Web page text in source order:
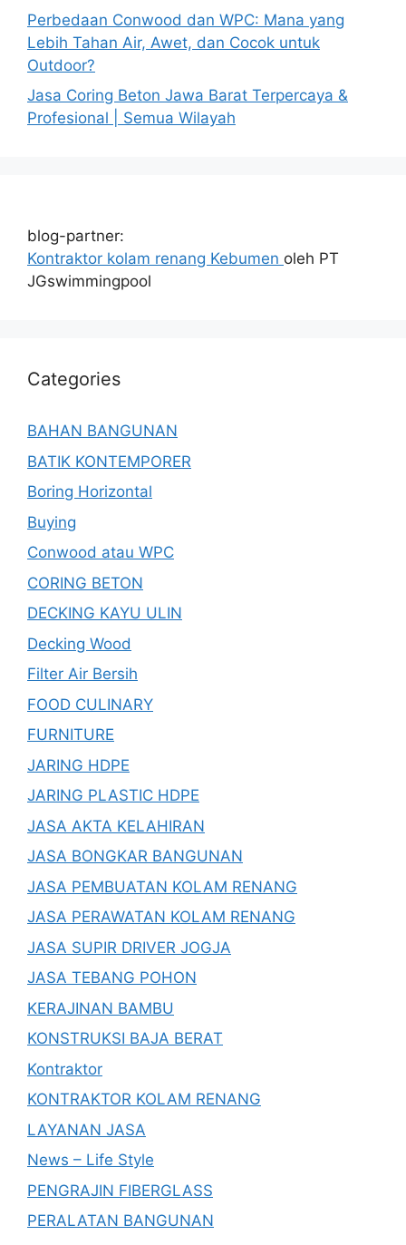
Perbedaan Conwood dan WPC: Mana yang
Lebih Tahan Air, Awet, dan Cocok untuk
Outdoor?
Jasa Coring Beton Jawa Barat Terpercaya &
Profesional | Semua Wilayah
blog-partner:
Kontraktor kolam renang Kebumen oleh PT
JGswimmingpool
Categories
BAHAN BANGUNAN
BATIK KONTEMPORER
Boring Horizontal
Buying
Conwood atau WPC
CORING BETON
DECKING KAYU ULIN
Decking Wood
Filter Air Bersih
FOOD CULINARY
FURNITURE
JARING HDPE
JARING PLASTIC HDPE
JASA AKTA KELAHIRAN
JASA BONGKAR BANGUNAN
JASA PEMBUATAN KOLAM RENANG
JASA PERAWATAN KOLAM RENANG
JASA SUPIR DRIVER JOGJA
JASA TEBANG POHON
KERAJINAN BAMBU
KONSTRUKSI BAJA BERAT
Kontraktor
KONTRAKTOR KOLAM RENANG
LAYANAN JASA
News – Life Style
PENGRAJIN FIBERGLASS
PERALATAN BANGUNAN